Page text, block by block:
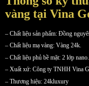
vàng tại Vina
– Chất liệu sản phẩm: Đồng
– Chất liệu mạ vàng: Vàng 24k.
– Chất liệu phủ bề mặt: 2 lớp nano.
– Xuất xứ: Công ty TNHH Vina
– Thương hiệu: 24kluxury